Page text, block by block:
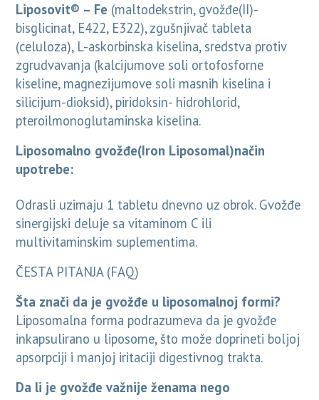
Liposovit® – Fe (maltodekstrin, gvožđe(II)-
bisglicinat, E422, E322), zgušnjivač tableta
(celuloza), L-askorbinska kiselina, sredstva protiv
zgrudvavanja (kalcijumove soli ortofosforne
kiseline, magnezijumove soli masnih kiselina i
silicijum-dioksid), piridoksin- hidrohlorid,
pteroilmonoglutaminska kiselina.
Liposomalno gvožđe(Iron Liposomal)način
upotrebe:
Odrasli uzimaju 1 tabletu dnevno uz obrok. Gvožđe
sinergijski deluje sa vitaminom C ili
multivitaminskim suplementima.
ČESTA PITANJA (FAQ)
Šta znači da je gvožđe u liposomalnoj formi?
Liposomalna forma podrazumeva da je gvožđe
inkapsulirano u liposome, što može doprineti boljoj
apsorpciji i manjoj iritaciji digestivnog trakta.
Da li je gvožđe važnije ženama nego